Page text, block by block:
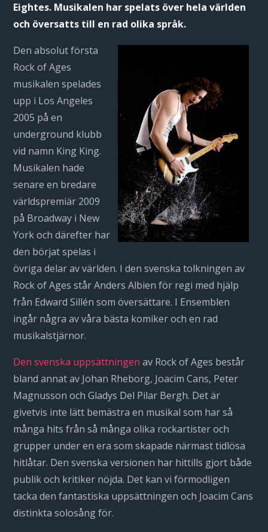
Eightes. Musikalen har spelats över hela världen
och översatts till en rad olika språk.
Den absolut första
Rock of Ages
musikalen spelades
upp i Los Angeles
2005 på en
underground klubb
vid namn King King.
Musikalen hade
senare en bredare
världspremiär 2009
på Broadway i New
York och därefter har
den börjat spelas i
övriga delar av världen. I den svenska tolkningen av
Rock of Ages står Anders Albien för regi med hjälp
från Edward Sillén som översättare. I Ensemblen
ingår några av våra bästa komiker och en rad
musikalstjärnor.
Den svenska uppsättningen av Rock of Ages består
bland annat av Johan Rheborg, Joacim Cans, Peter
Magnusson och Gladys Del Pilar Bergh. Det är
givetvis inte lätt bemästra en musikal som har så
många hits från så många olika rockartister och
grupper under en era som skapade närmast tidlösa
hitlåtar. Den svenska versionen har hittills gjort både
publik och kritiker nöjda. Det kan vi förmodligen
tacka den fantastiska uppsättningen och Joacim Cans
distinkta solosång för.